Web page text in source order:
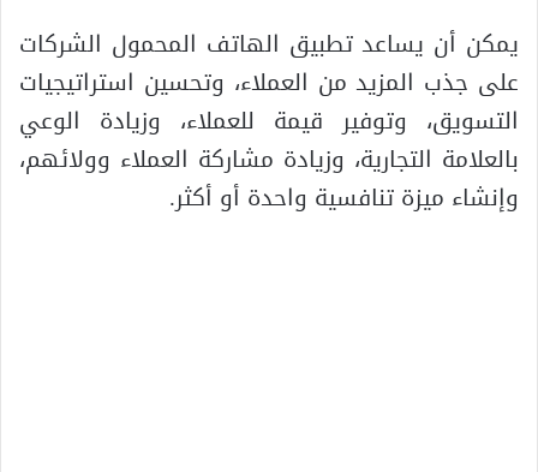
يمكن أن يساعد تطبيق الهاتف المحمول الشركات
على جذب المزيد من العملاء، وتحسين استراتيجيات
التسويق، وتوفير قيمة للعملاء، وزيادة الوعي
بالعلامة التجارية، وزيادة مشاركة العملاء وولائهم،
وإنشاء ميزة تنافسية واحدة أو أكثر.